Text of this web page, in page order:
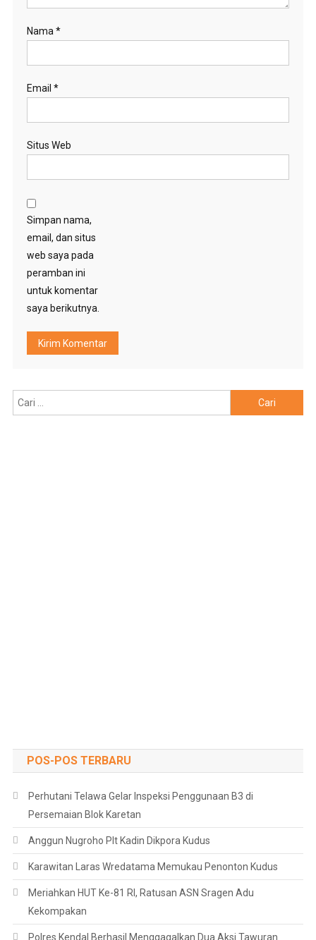
Nama*
Email *
Situs Web
Simpan nama,
email, dan situs
web saya pada
peramban ini
untuk komentar
saya berikutnya.
untuk:
POS-POS TERBARU
Perhutani Telawa Gelar Inspeksi Penggunaan B3 di
Persemaian Blok Karetan
Anggun Nugroho Plt Kadin Dikpora Kudus
Karawitan Laras Wredatama Memukau Penonton Kudus
Meriahkan HUT Ke-81 RI, Ratusan ASN Sragen Adu
Kekompakan
Polres Kendal Berhasil Menggagalkan Dua Aksi Tawuran